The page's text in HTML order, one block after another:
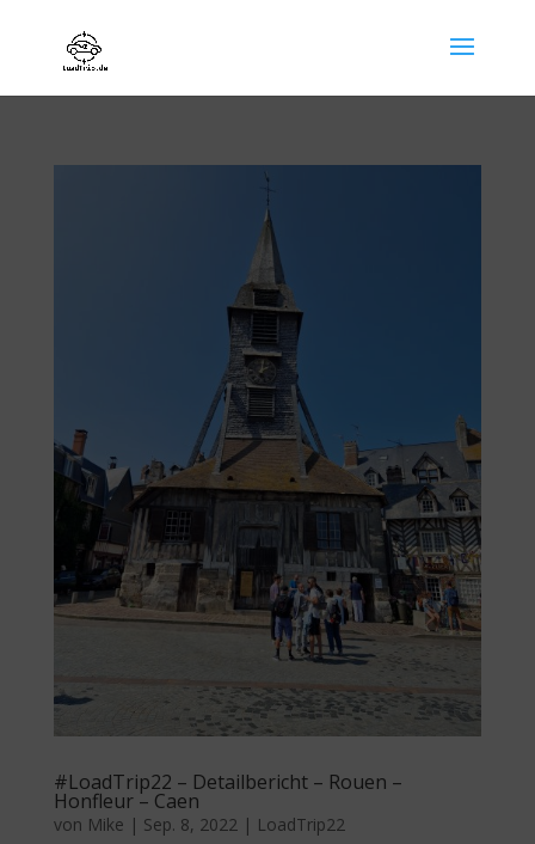
#LoadTrip22 – Detailbericht – Rouen –
Honfleur – Caen
von Mike | Sep. 8, 2022| LoadTrip22